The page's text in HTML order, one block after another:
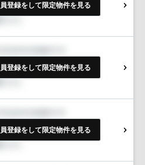
登録をして限定物件を見る
登録をして限定物件を見る
登録をして限定物件を見る